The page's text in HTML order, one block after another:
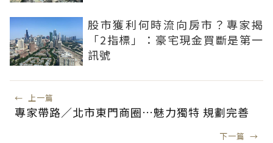
股市獲利何時流向房市？專家揭
「2指標」：豪宅現金買斷是第一
訊號
← 上一篇
專家帶路／北市東門商圈…魅力獨特 規劃完善
下一篇 →